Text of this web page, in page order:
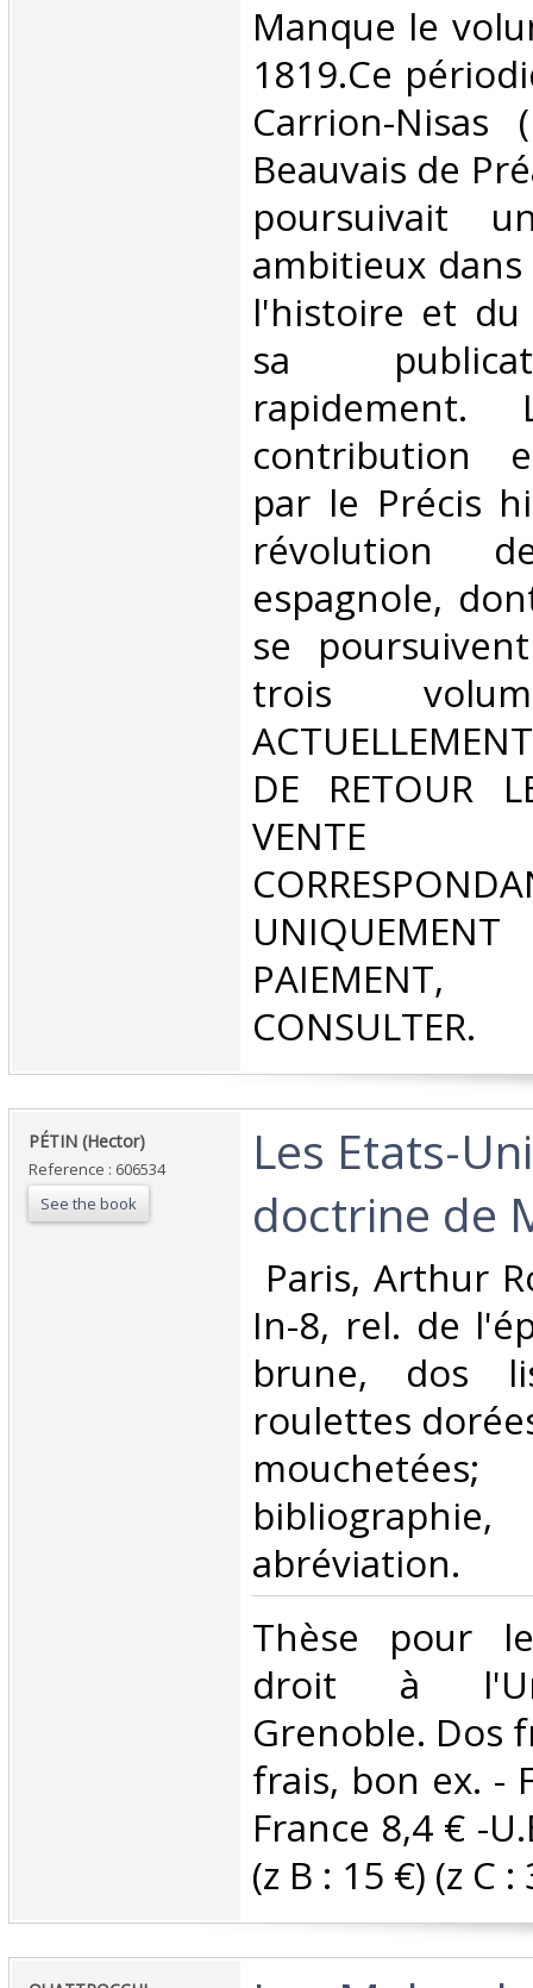
‎Manque le
1819.Ce
Carrion-Nisas
Beauvais de
poursuivait
ambitieux
l'histoire et du
sa
rapidement.
contribution
par le Précis
révolution
espagnole,
se
trois
DE RETOUR
CONSULTER.‎
‎PÉTIN (Hector)‎
Reference : 606534
See the book
‎Les Etats-
doctrine de
Paris, Arthur
In-8, rel. de
brune, dos
roulettes
abréviation. ‎
‎Thèse pour
droit à
Grenoble. Dos
frais, bon ex. -
France 8,4 € -
(z B : 15 €) (z C :